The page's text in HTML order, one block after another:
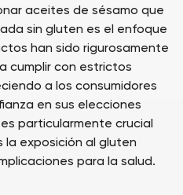
aceites de sésamo que
sin gluten es el enfoque
han sido rigurosamente
cumplir con estrictos
a los consumidores
en sus elecciones
particularmente crucial
la exposición al gluten
para la salud.